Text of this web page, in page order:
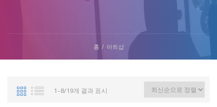
홈 아트샵
1–8/19개 결과 표시